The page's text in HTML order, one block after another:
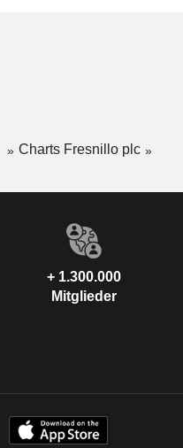
Charts Fresnillo plc
+ 1.300.000
Mitglieder